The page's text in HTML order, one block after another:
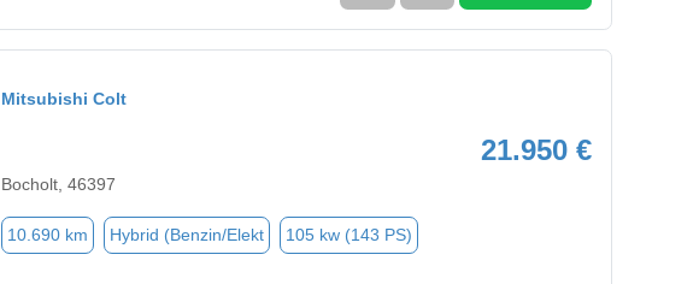
Mitsubishi Colt
21.950 €
Bocholt, 46397
10.690 km Hybrid (Benzin/Elekt 105 kw (143 PS)